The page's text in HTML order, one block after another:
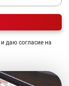
и даю согласие на